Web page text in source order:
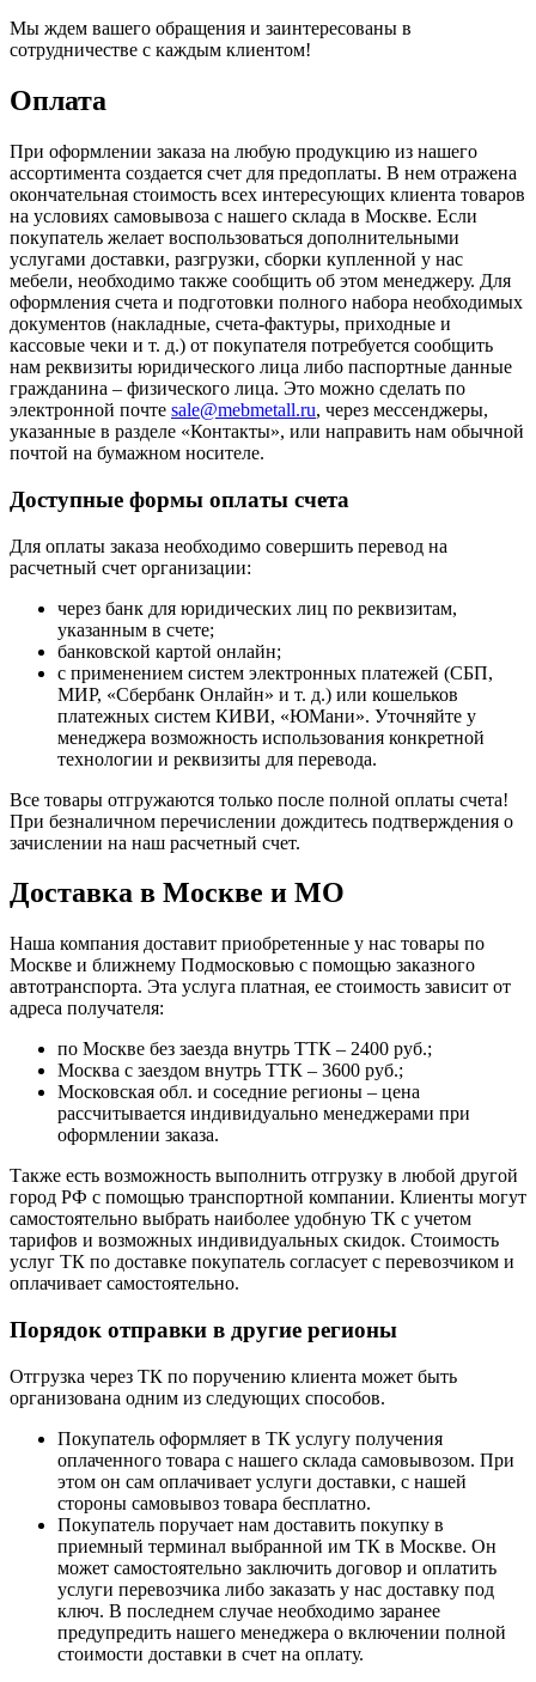
Мы ждем вашего обращения и заинтересованы в
сотрудничестве с каждым клиентом!
Оплата
При оформлении заказа на любую продукцию из нашего
ассортимента создается счет для предоплаты. В нем отражена
окончательная стоимость всех интересующих клиента товаров
на условиях самовывоза с нашего склада в Москве. Если
покупатель желает воспользоваться дополнительными
услугами доставки, разгрузки, сборки купленной у нас
мебели, необходимо также сообщить об этом менеджеру. Для
оформления счета и подготовки полного набора необходимых
документов (накладные, счета-фактуры, приходные и
кассовые чеки и т. д.) от покупателя потребуется сообщить
нам реквизиты юридического лица либо паспортные данные
гражданина – физического лица. Это можно сделать по
электронной почте sale@mebmetall.ru, через мессенджеры,
указанные в разделе «Контакты», или направить нам обычной
почтой на бумажном носителе.
Доступные формы оплаты счета
Для оплаты заказа необходимо совершить перевод на
расчетный счет организации:
через банк для юридических лиц по реквизитам,
указанным в счете;
банковской картой онлайн;
с применением систем электронных платежей (СБП,
МИР, «Сбербанк Онлайн» и т. д.) или кошельков
платежных систем КИВИ, «ЮМани». Уточняйте у
менеджера возможность использования конкретной
технологии и реквизиты для перевода.
Все товары отгружаются только после полной оплаты счета!
При безналичном перечислении дождитесь подтверждения о
зачислении на наш расчетный счет.
Доставка в Москве и МО
Наша компания доставит приобретенные у нас товары по
Москве и ближнему Подмосковью с помощью заказного
автотранспорта. Эта услуга платная, ее стоимость зависит от
адреса получателя:
по Москве без заезда внутрь ТТК – 2400 руб.;
Москва с заездом внутрь ТТК – 3600 руб.;
Московская обл. и соседние регионы – цена
рассчитывается индивидуально менеджерами при
оформлении заказа.
Также есть возможность выполнить отгрузку в любой другой
город РФ с помощью транспортной компании. Клиенты могут
самостоятельно выбрать наиболее удобную ТК с учетом
тарифов и возможных индивидуальных скидок. Стоимость
услуг ТК по доставке покупатель согласует с перевозчиком и
оплачивает самостоятельно.
Порядок отправки в другие регионы
Отгрузка через ТК по поручению клиента может быть
организована одним из следующих способов.
Покупатель оформляет в ТК услугу получения
оплаченного товара с нашего склада самовывозом. При
этом он сам оплачивает услуги доставки, с нашей
стороны самовывоз товара бесплатно.
Покупатель поручает нам доставить покупку в
приемный терминал выбранной им ТК в Москве. Он
может самостоятельно заключить договор и оплатить
услуги перевозчика либо заказать у нас доставку под
ключ. В последнем случае необходимо заранее
предупредить нашего менеджера о включении полной
стоимости доставки в счет на оплату.